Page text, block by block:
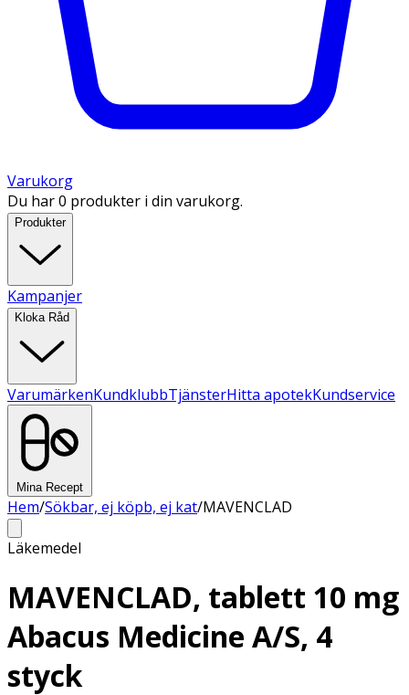
Varukorg
Du har 0 produkter i din varukorg.
Produkter
Kampanjer
Kloka Råd
VarumärkenKundklubbTjänsterHitta apotekKundservice
Mina Recept
Hem/Sökbar, ej köpb, ej kat/MAVENCLAD
Läkemedel
MAVENCLAD, tablett 10 mg
Abacus Medicine A/S, 4
styck